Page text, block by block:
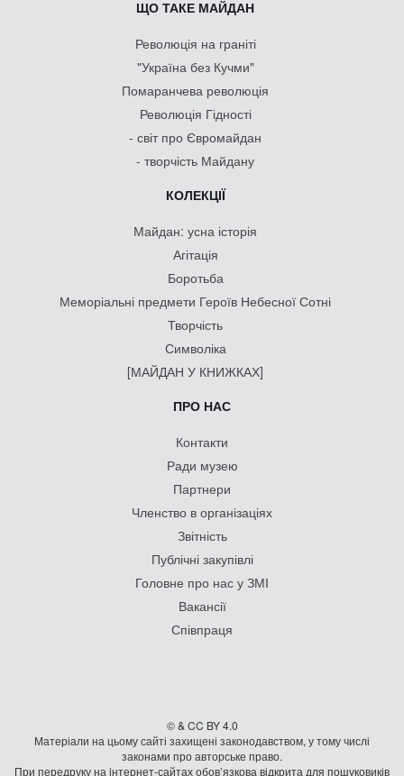
ЩО ТАКЕ МАЙДАН
Революція на граніті
"Україна без Кучми"
Помаранчева революція
Революція Гідності
- світ про Євромайдан
- творчість Майдану
КОЛЕКЦІЇ
Майдан: усна історія
Агітація
Боротьба
Меморіальні предмети Героїв Небесної Сотні
Творчість
Символіка
[МАЙДАН У КНИЖКАХ]
ПРО НАС
Контакти
Ради музею
Партнери
Членство в організаціях
Звітність
Публічні закупівлі
Головне про нас у ЗМІ
Вакансії
Співпраця
© & CC BY 4.0
Матеріали на цьому сайті захищені законодавством, у тому числі
законами про авторське право.
При передруку на iнтернет-сайтах обов’язкова відкрита для пошуковиків